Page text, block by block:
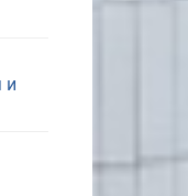
и